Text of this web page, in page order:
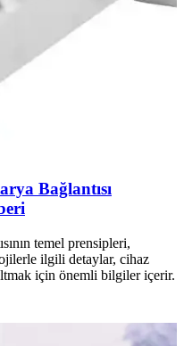
Bağlantısı
temel prensipleri,
ilgili detaylar, cihaz
için önemli bilgiler içerir.